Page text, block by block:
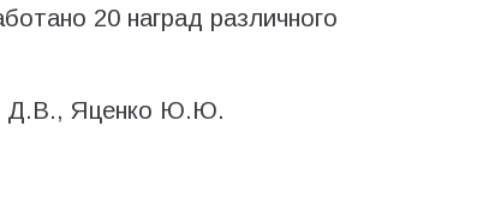
20 наград различного
Д.В., Яценко Ю.Ю.